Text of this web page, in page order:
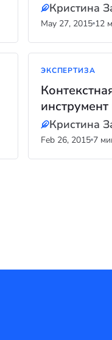
Кристина
May 27, 2015 12
ЭКСПЕРТИЗА
Кристина
Feb 26, 2015 7